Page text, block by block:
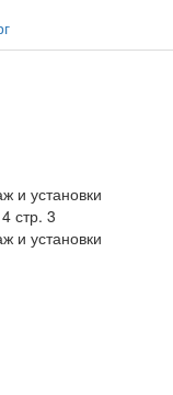
и установки
стр. 3
и установки